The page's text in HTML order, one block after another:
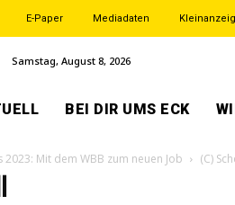
E-Paper Mediadaten
Samstag, August 8, 2026
BEI DIR UMS ECK
2023: Mit dem WBB zum neuen Job (C)